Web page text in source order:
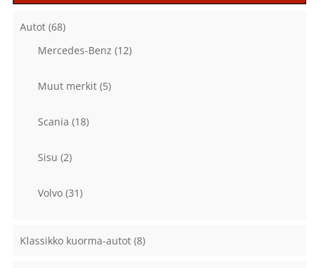
Autot (68)
Mercedes-Benz (12)
Muut merkit (5)
Scania (18)
Sisu (2)
Volvo (31)
Klassikko kuorma-autot (8)